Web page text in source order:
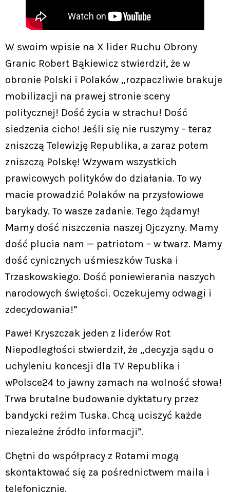
W swoim wpisie na X lider Ruchu Obrony
Granic Robert Bąkiewicz stwierdził, że w
obronie Polski i Polaków „rozpaczliwie brakuje
mobilizacji na prawej stronie sceny
politycznej! Dość życia w strachu! Dość
siedzenia cicho! Jeśli się nie ruszymy – teraz
zniszczą Telewizję Republika, a zaraz potem
zniszczą Polskę! Wzywam wszystkich
prawicowych polityków do działania. To wy
macie prowadzić Polaków na przysłowiowe
barykady. To wasze zadanie. Tego żądamy!
Mamy dość niszczenia naszej Ojczyzny. Mamy
dość plucia nam — patriotom – w twarz. Mamy
dość cynicznych uśmieszków Tuska i
Trzaskowskiego. Dość poniewierania naszych
narodowych świętości. Oczekujemy odwagi i
zdecydowania!”
Paweł Kryszczak jeden z liderów Rot
Niepodległości stwierdził, że „decyzja sądu o
uchyleniu koncesji dla TV Republika i
wPolsce24 to jawny zamach na wolność słowa!
Trwa brutalne budowanie dyktatury przez
bandycki reżim Tuska. Chcą uciszyć każde
niezależne źródło informacji”.
Chętni do współpracy z Rotami mogą
skontaktować się za pośrednictwem maila i
telefonicznie.